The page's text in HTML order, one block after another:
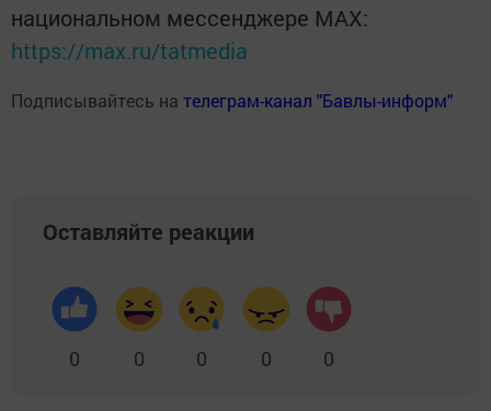
национальном мессенджере MАХ:
https://max.ru/tatmedia
Подписывайтесь на телеграм-канал "Бавлы-информ"
Оставляйте реакции
0 0 0 0 0